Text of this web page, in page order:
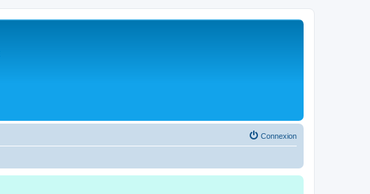
Connexion